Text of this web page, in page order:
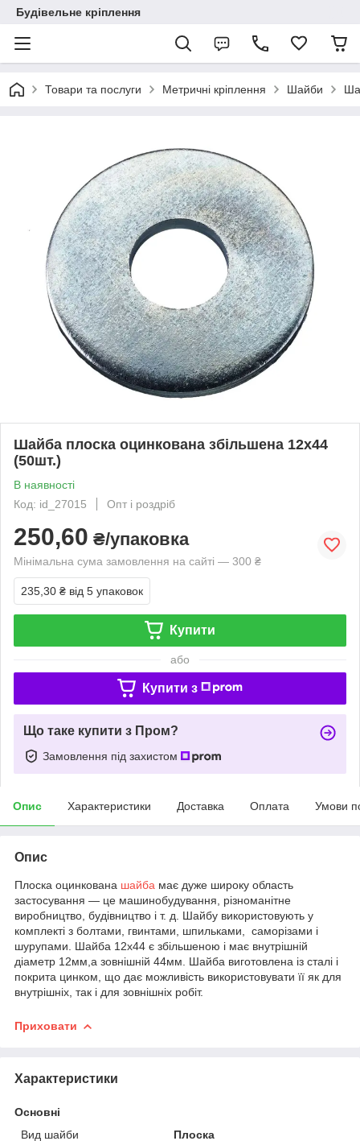
Будівельне кріплення
Товари та послуги Метричні кріплення Шайби
Шайба плоска оцинкована збільшена 12х44
(50шт.)
В наявності
Код: id_27015
Опт і роздріб
250,60 ₴/упаковка
Мінімальна сума замовлення на сайті — 300 ₴
235,30 ₴ від 5 упаковок
Купити
або
Купити з
Що таке купити з Пром?
Замовлення під захистом
Опис Характеристики Доставка Оплата Умови
Опис
Плоска оцинкована шайба має дуже широку область
застосування ― це машинобудування, різноманітне
виробництво, будівництво і т. д. Шайбу використовують у
комплекті з болтами, гвинтами, шпильками, саморізами і
шурупами. Шайба 12х44 є збільшеною і має внутрішній
діаметр 12мм,а зовнішній 44мм. Шайба виготовлена із сталі і
покрита цинком, що дає можливість використовувати її як для
внутрішніх, так і для зовнішніх робіт.
Приховати
Характеристики
Основні
Вид шайби
Плоска